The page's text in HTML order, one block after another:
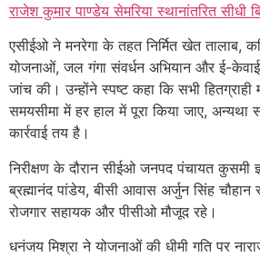
राजेश कुमार पाण्डेय सेमरिया स्थानांतरित सीधी
एसीईओ ने मनरेगा के तहत निर्मित खेत तालाब,
योजनाओं, जल गंगा संवर्धन अभियान और ई-
जांच की। उन्होंने स्पष्ट कहा कि सभी
समयसीमा में हर हाल में पूरा किया जाए, अन्यथा
कार्रवाई तय है।
निरीक्षण के दौरान सीईओ जनपद पंचायत कुसमी
ब्रह्मानंद पांडेय, बीसी आवास अर्जुन सिंह
रोजगार सहायक और पीसीओ मौजूद रहे।
धनंजय मिश्रा ने योजनाओं की धीमी गति पर